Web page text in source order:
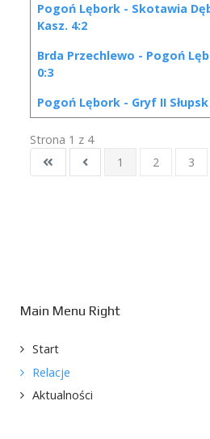
Pogoń Lębork - Skotawia
Kasz. 4:2
Brda Przechlewo - Pogoń
0:3
Pogoń Lębork - Gryf II Słupsk
Strona 1 z 4
1
2 3
Main Menu Right
Start
Relacje
Aktualności